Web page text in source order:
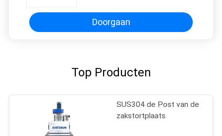
Doorgaan
Top Producten
SUS304 de Post van de
zakstortplaats